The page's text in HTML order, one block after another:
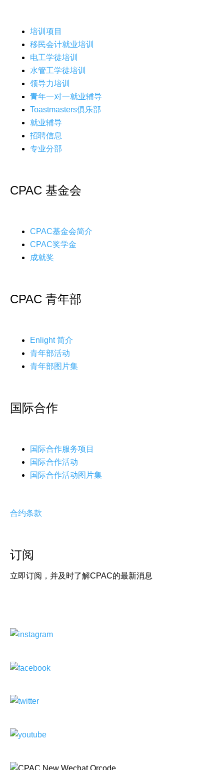
培训项目
移民会计就业培训
电工学徒培训
水管工学徒培训
领导力培训
青年一对一就业辅导
Toastmasters俱乐部
就业辅导
招聘信息
专业分部
CPAC 基金会
CPAC基金会简介
CPAC奖学金
成就奖
CPAC 青年部
Enlight 简介
青年部活动
青年部图片集
国际合作
国际合作服务项目
国际合作活动
国际合作活动图片集
合约条款
订阅
立即订阅，并及时了解CPAC的最新消息